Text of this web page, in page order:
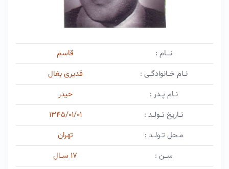
نــام :
قاسم
نـام خـانوادگـی :
قدیری بغال
نـام پـدر :
حیدر
تـاریخ تـولـد :
۱۳۴۵/۰۱/۰۱
مـحل تـولـد :
تهران
سـن :
۱۷ سـال